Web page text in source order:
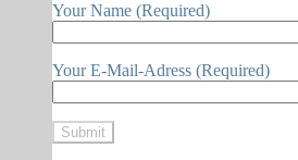
Your Name (Required)
Your E-Mail-Adress (Required)